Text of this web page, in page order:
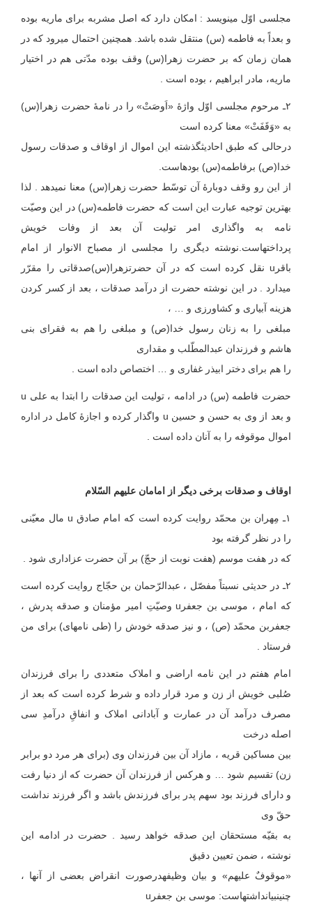
مجلسی اوّل می‏نویسد : امکان دارد که اصل مشربه برای ماریه بوده
و بعداً به فاطمه (س) منتقل شده باشد. همچنین احتمال می‏رود که در
همان زمان که بر حضرت زهرا(س) وقف بوده مدّتی هم در اختیار
ماریه، مادر ابراهیم ، بوده است .
۲ـ مرحوم مجلسی اوّل واژۀ «اَوصَتْ» را در نامهٔ حضرت زهرا(س)
به «وَقَفَتْ» معنا کرده است
درحالی که طبق احادیث‏گذشته این ‏اموال از اوقاف‏ و‏ صدقات‏ رسول
‏خدا(ص) بر‏فاطمه(س) بوده‏است.
از این رو وقف دوبارۀ آن توسّط حضرت زهرا(س) معنا نمی‏دهد . لذا
بهترین توجیه عبارت این است که حضرت فاطمه(س) در این وصیّت
نامه به واگذاری امر تولیت آن بعد از وفات خویش
پرداخته‏است.نوشته دیگری را مجلسی از مصباح الانوار از امام
باقرu نقل کرده است که در آن حضرت‏زهرا(س)صدقاتی را مقرّر
می‏دارد . در این نوشته حضرت از درآمد صدقات ، بعد از کسر کردن
هزینه آبیاری و کشاورزی و … ،
مبلغی را به زنان رسول خدا(ص) و مبلغی را هم به فقرای بنی
هاشم و فرزندان عبدالمطّلب و مقداری
را هم برای دختر ابی‏ذر غفاری و … اختصاص داده است .
حضرت فاطمه (س) در ادامه ، تولیت این صدقات را ابتدا به علی u
و بعد از وی به حسن و حسین u واگذار کرده و اجازۀ کامل در اداره
اموال موقوفه را به آنان داده است .
اوقاف و صدقات برخی دیگر از امامان علیهم السّلام
۱ـ مِهران بن محمّد روایت کرده است که امام صادق u مال معیّنی
را در نظر گرفته بود
که در هفت موسم (هفت نوبت از حجّ) بر آن حضرت عزاداری شود .
۲ـ در حدیثی نسبتاً مفصّل ، عبدالرّحمان بن حجّاج روایت کرده است
که امام ، موسی بن جعفرu وصیّتِ امیر مؤمنان و صدقه پدرش ،
جعفربن محمّد (ص) ، و نیز صدقه خودش را (طی نامه‏ای) برای من
فرستاد .
امام هفتم در این نامه اراضی و املاک متعددی را برای فرزندان
صُلبی خویش از زن و مرد قرار داده و شرط کرده است که بعد از
مصرف درآمد آن در عمارت و آبادانی املاک و انفاقِ درآمدِ سی
اصله درخت
بین مساکین قریه ، مازاد آن بین فرزندان وی (برای هر مرد دو برابر
زن) تقسیم شود … و هرکس از فرزندان آن حضرت که از دنیا رفت
و دارای فرزند بود سهم پدر برای فرزندش باشد و اگر فرزند نداشت
حقّ وی
به بقیّه مستحقان این صدقه خواهد رسید . حضرت در ادامه این
نوشته ، ضمن تعیین دقیق
«موقوفٌ علیهم» و بیان وظیفه‏در‏صورت انقراض ‏بعضی‏ از آنها ،
چنین‏بیان‏داشته‏است: موسی بن جعفرu